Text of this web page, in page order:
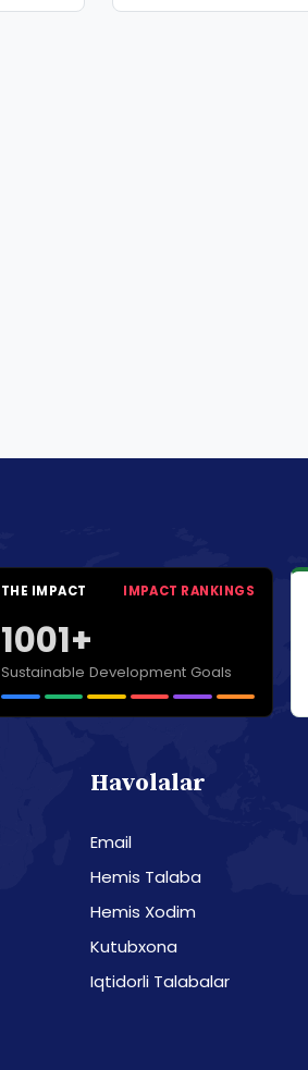
THE IMPACT IMPACT RANKINGS
1001+
Sustainable Development Goals
Havolalar
Email
Hemis Talaba
Hemis Xodim
Kutubxona
Iqtidorli Talabalar